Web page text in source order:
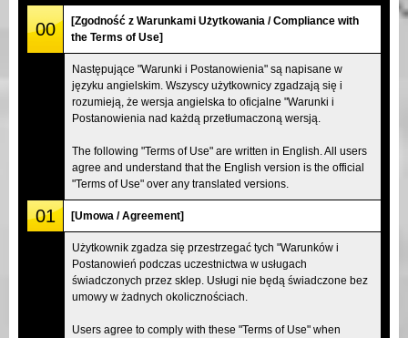
Tokyo Shinagawa
Tokyo Akihabara#2
Tokyo Shibuya Annex Tokyo Bay
Tokyo Asakusa Osaka
00
[Zgodność z Warunkami Użytkowania / Compliance with
the Terms of Use]
Następujące "Warunki i Postanowienia" są napisane w
języku angielskim. Wszyscy użytkownicy zgadzają się i
rozumieją, że wersja angielska to oficjalne "Warunki i
Postanowienia nad każdą przetłumaczoną wersją.
The following "Terms of Use" are written in English. All users
agree and understand that the English version is the official
"Terms of Use" over any translated versions.
01 [Umowa / Agreement]
Użytkownik zgadza się przestrzegać tych "Warunków i
Postanowień podczas uczestnictwa w usługach
świadczonych przez sklep. Usługi nie będą świadczone bez
umowy w żadnych okolicznościach.
Users agree to comply with these "Terms of Use" when